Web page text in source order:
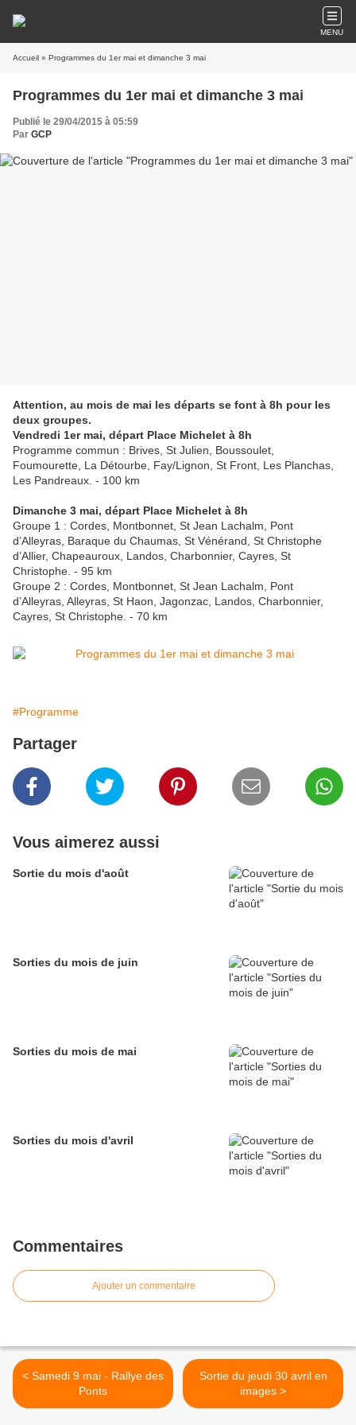
MENU
Accueil » Programmes du 1er mai et dimanche 3 mai
Programmes du 1er mai et dimanche 3 mai
Publié le 29/04/2015 à 05:59
Par GCP
Attention, au mois de mai les départs se font à 8h pour les
deux groupes.
Vendredi 1er mai, départ Place Michelet à 8h
Programme commun : Brives, St Julien, Boussoulet,
Foumourette, La Détourbe, Fay/Lignon, St Front, Les Planchas,
Les Pandreaux. - 100 km
Dimanche 3 mai, départ Place Michelet à 8h
Groupe 1 : Cordes, Montbonnet, St Jean Lachalm, Pont
d’Alleyras, Baraque du Chaumas, St Vénérand, St Christophe
d’Allier, Chapeauroux, Landos, Charbonnier, Cayres, St
Christophe. - 95 km
Groupe 2 : Cordes, Montbonnet, St Jean Lachalm, Pont
d’Alleyras, Alleyras, St Haon, Jagonzac, Landos, Charbonnier,
Cayres, St Christophe. - 70 km
#Programme
Partager
Vous aimerez aussi
Sortie du mois d'août
Sorties du mois de juin
Sorties du mois de mai
Sorties du mois d'avril
Commentaires
Ajouter un commentaire
< Samedi 9 mai - Rallye des
Ponts
Sortie du jeudi 30 avril en
images >